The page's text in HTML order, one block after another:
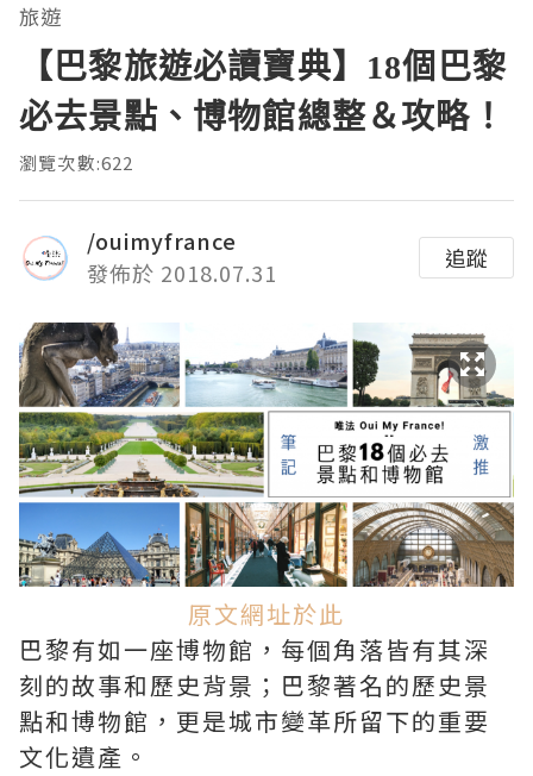
旅遊
【巴黎旅遊必讀寶典】18個巴黎
必去景點、博物館總整＆攻略！
瀏覽次數:622
/ouimyfrance
發佈於 2018.07.31
追蹤
原文網址於此
巴黎有如一座博物館，每個角落皆有其深
刻的故事和歷史背景；巴黎著名的歷史景
點和博物館，更是城市變革所留下的重要
文化遺產。